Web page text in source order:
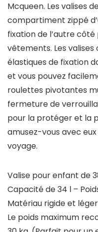
Mcqueen. Les valises
compartiment zippé
fixation de l’autre
vêtements. Les
élastiques de fixation
et vous pouvez
roulettes pivotantes
fermeture de
pour la protéger et la
amusez-vous avec
voyage.
Valise pour enfant de
Capacité de 34 l –
Matériau rigide et léger
Le poids maximum